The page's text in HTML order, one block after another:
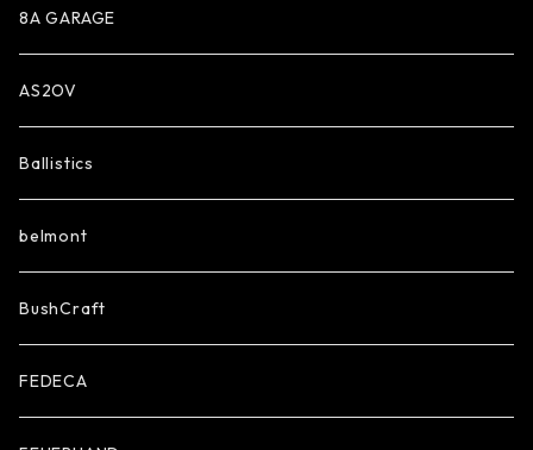
8A GARAGE
AS2OV
Ballistics
belmont
BushCraft
FEDECA